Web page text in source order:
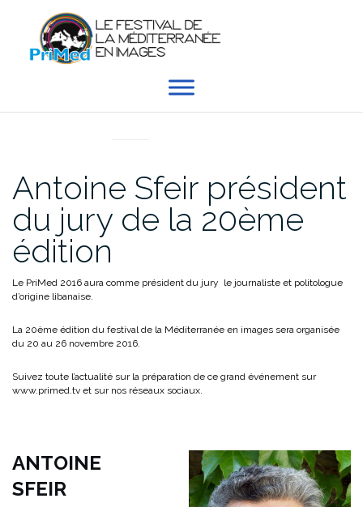
contenu
Antoine Sfeir président
du jury de la 20ème
édition
Le PriMed 2016 aura comme président du jury le journaliste et politologue
d’origine libanaise.
La 20ème édition du festival de la Méditerranée en images sera organisée
du 20 au 26 novembre 2016.
Suivez toute l’actualité sur la préparation de ce grand événement sur
www.primed.tv et sur nos réseaux sociaux.
ANTOINE
SFEIR